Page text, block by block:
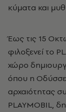
κύματα και
Έως τις 15
φιλοξενεί το
χώρο
όπου η
αρχαιότητας
PLAYMOBIL,